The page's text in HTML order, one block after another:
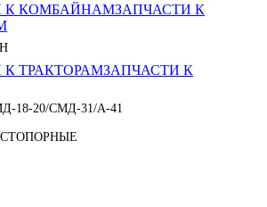
ЗАПЧАСТИ К
ЗАПЧАСТИ К
18-20/СМД-31/A-41